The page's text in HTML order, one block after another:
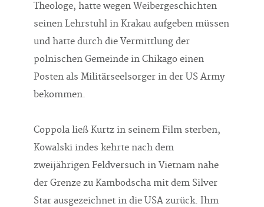
Theologe, hatte wegen Weibergeschichten
seinen Lehrstuhl in Krakau aufgeben müssen
und hatte durch die Vermittlung der
polnischen Gemeinde in Chikago einen
Posten als Militärseelsorger in der US Army
bekommen.
Coppola ließ Kurtz in seinem Film sterben,
Kowalski indes kehrte nach dem
zweijährigen Feldversuch in Vietnam nahe
der Grenze zu Kambodscha mit dem Silver
Star ausgezeichnet in die USA zurück. Ihm